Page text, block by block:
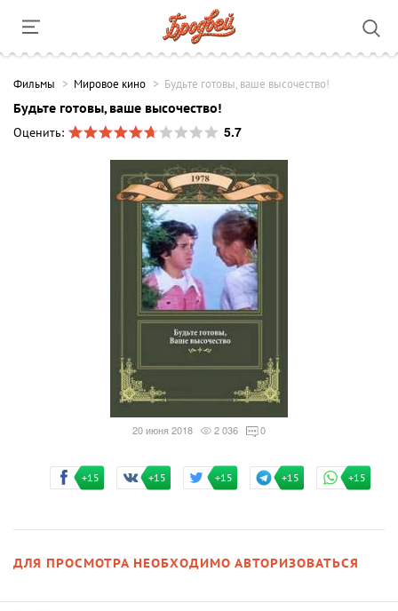
Фильмы Мировое кино Будьте готовы, ваше высочество!
Будьте готовы, ваше высочество!
Оценить:
5.7
20 июня 2018 2 036 0
+15 +15 +15 +15 +15
ДЛЯ ПРОСМОТРА НЕОБХОДИМО АВТОРИЗОВАТЬСЯ